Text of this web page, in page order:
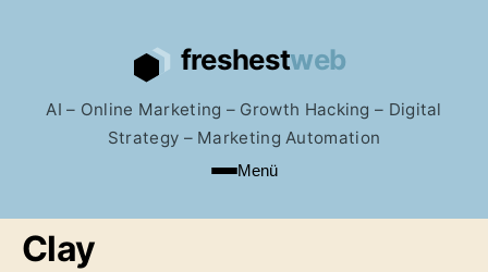
AI – Online Marketing – Growth Hacking – Digital
Strategy – Marketing Automation
Menü
Clay